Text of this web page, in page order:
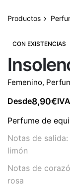
Productos
CON EXISTENCIAS
Femenino,
Desde8,90€
Perfume de
Notas de
limón
Notas de
rosa